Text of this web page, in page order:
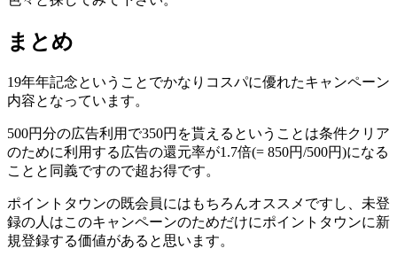
まとめ
19年年記念ということでかなりコスパに優れたキャンペーン
内容となっています。
500円分の広告利用で350円を貰えるということは条件クリア
のために利用する広告の還元率が1.7倍(= 850円/500円)になる
ことと同義ですので超お得です。
ポイントタウンの既会員にはもちろんオススメですし、 未登
録の人はこのキャンペーンのためだけにポイントタウンに新
規登録する価値がある と思います。